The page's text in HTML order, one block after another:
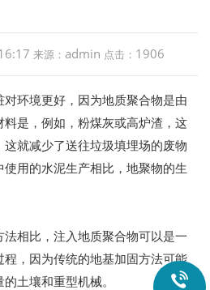
来源： admin 点击： 1906
环境更好，因为地质聚合物是由
是，例如，粉煤灰或高炉渣，这
就减少了送往垃圾填埋场的废物
用的水泥生产相比，地聚物的生
相比，注入地质聚合物可以是一
，因为传统的地基加固方法可能
土壤和重型机械。
